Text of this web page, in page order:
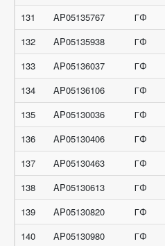
131
AP05135767 ГФ
132
AP05135938 ГФ
133
AP05136037 ГФ
134
AP05136106 ГФ
135
AP05130036 ГФ
136
AP05130406 ГФ
137
AP05130463 ГФ
138
AP05130613 ГФ
139
AP05130820 ГФ
140
AP05130980 ГФ